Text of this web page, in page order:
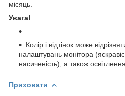
місяць.
Увага!
Колір і відтінок може
налаштувань монітора
насиченість), а також освітлення.
Приховати